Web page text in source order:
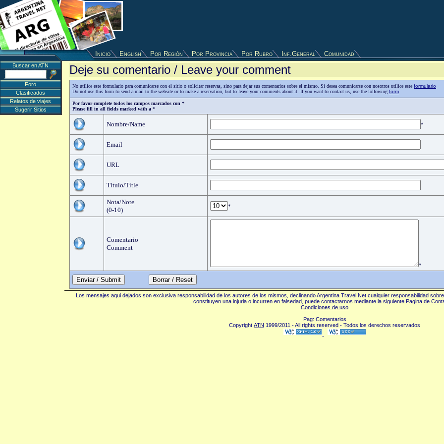
Inicio English Por Región Por Provincia Por Rubro Inf.General Comunidad
Deje su comentario / Leave your comment
No utilice este formulario para comunicarse con el sitio o solicitar reservas, sino para dejar sus comentarios sobre el mismo. Si desea comunicarse con nosotros utilice este formulario
Do not use this form to send a mail to the website or to make a reservation, but to leave your comments about it. If you want to contact us, use the following form
Por favor complete todos los campos marcados con *
Please fill in all fields marked with a *
Nombre/Name *
Email
URL
Titulo/Title
Nota/Note
(0-10)
*
Comentario
Comment
*
Enviar / Submit
Buscar en ATN
Foro
Clasificados
Relatos de viajes
Sugerir Sitios
Los mensajes aqui dejados son exclusiva responsabilidad de los autores de los mismos, declinando Argentina Travel Net cualquier responsabilidad
constituyen una injuria o incurren en falsedad, puede contactarnos mediante la siguiente Pagina de
Condiciones de uso
Pag: Comentarios
Copyright ATN 1999/2011 - All rights reserved - Todos los derechos reservados